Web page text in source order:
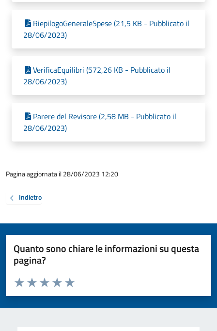
RiepilogoGeneraleSpese (21,5 KB - Pubblicato il
28/06/2023)
VerificaEquilibri (572,26 KB - Pubblicato il
28/06/2023)
Parere del Revisore (2,58 MB - Pubblicato il
28/06/2023)
Pagina aggiornata il 28/06/2023 12:20
Indietro
Quanto sono chiare le informazioni su questa
pagina?
Valuta da 1 a 5 stelle la pagina
Valuta 5 stelle su 5
Valuta 4 stelle su 5
Valuta 3 stelle su 5
Valuta 2 stelle su 5
Valuta 1 stelle su 5